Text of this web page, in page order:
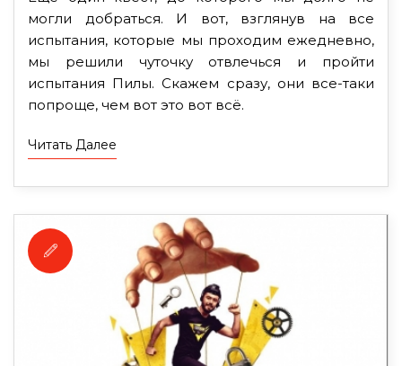
могли добраться. И вот, взглянув на все
испытания, которые мы проходим ежедневно,
мы решили чуточку отвлечься и пройти
испытания Пилы. Скажем сразу, они все-таки
попроще, чем вот это вот всё.
Читать Далее